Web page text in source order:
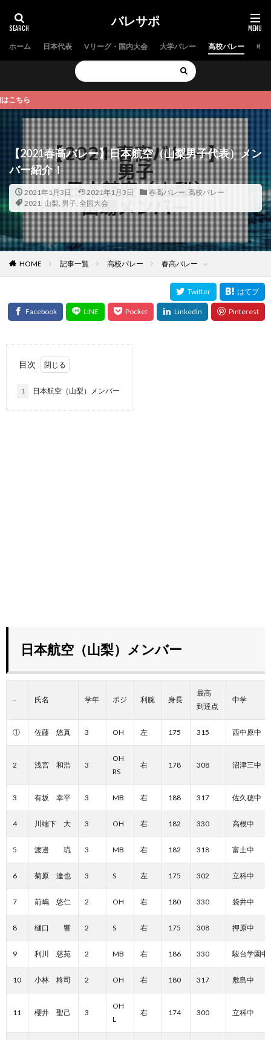
バレサポ
ホーム 日本代表 Vリーグ・国内大会 大学バレー 高校バレー 中
【2021春高バレー】日本航空（山梨男子代表）メン
バー紹介！
2021年1月3日 2021年1月3日 春高バレー, 高校バレー
2021, 山梨, 男子, 全国大会
HOME 記事一覧 高校バレー 春高バレー
目次
1 日本航空（山梨）メンバー
日本航空（山梨）メンバー
– 氏名 学年 ポジ 利腕 身長
最高
到達点
中学
① 佐藤 悠真 3 OH 左 175 315 西中原中
2 浅宮 和浩 3
OH
RS
右 178 308 沼津三中
3 有坂 幸平 3 MB 右 188 317 佐久穂中
4 川端下 大 3 OH 右 182 330 高根中
5 渡邉 琉 3 MB 右 182 318 富士中
6 菊原 達也 3 S 左 175 302 立科中
7 前嶋 悠仁 2 OH 右 180 330 袋井中
8 樋口 響 2 S 右 175 308 押原中
9 利川 慈苑 2 MB 右 186 330 駿台学園中
10 小林 柊司 2 OH 右 180 317 敷島中
11 櫻井 聖己 3
OH
L
右 174 300 立科中